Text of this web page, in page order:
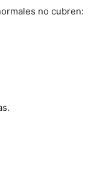
no cubren: